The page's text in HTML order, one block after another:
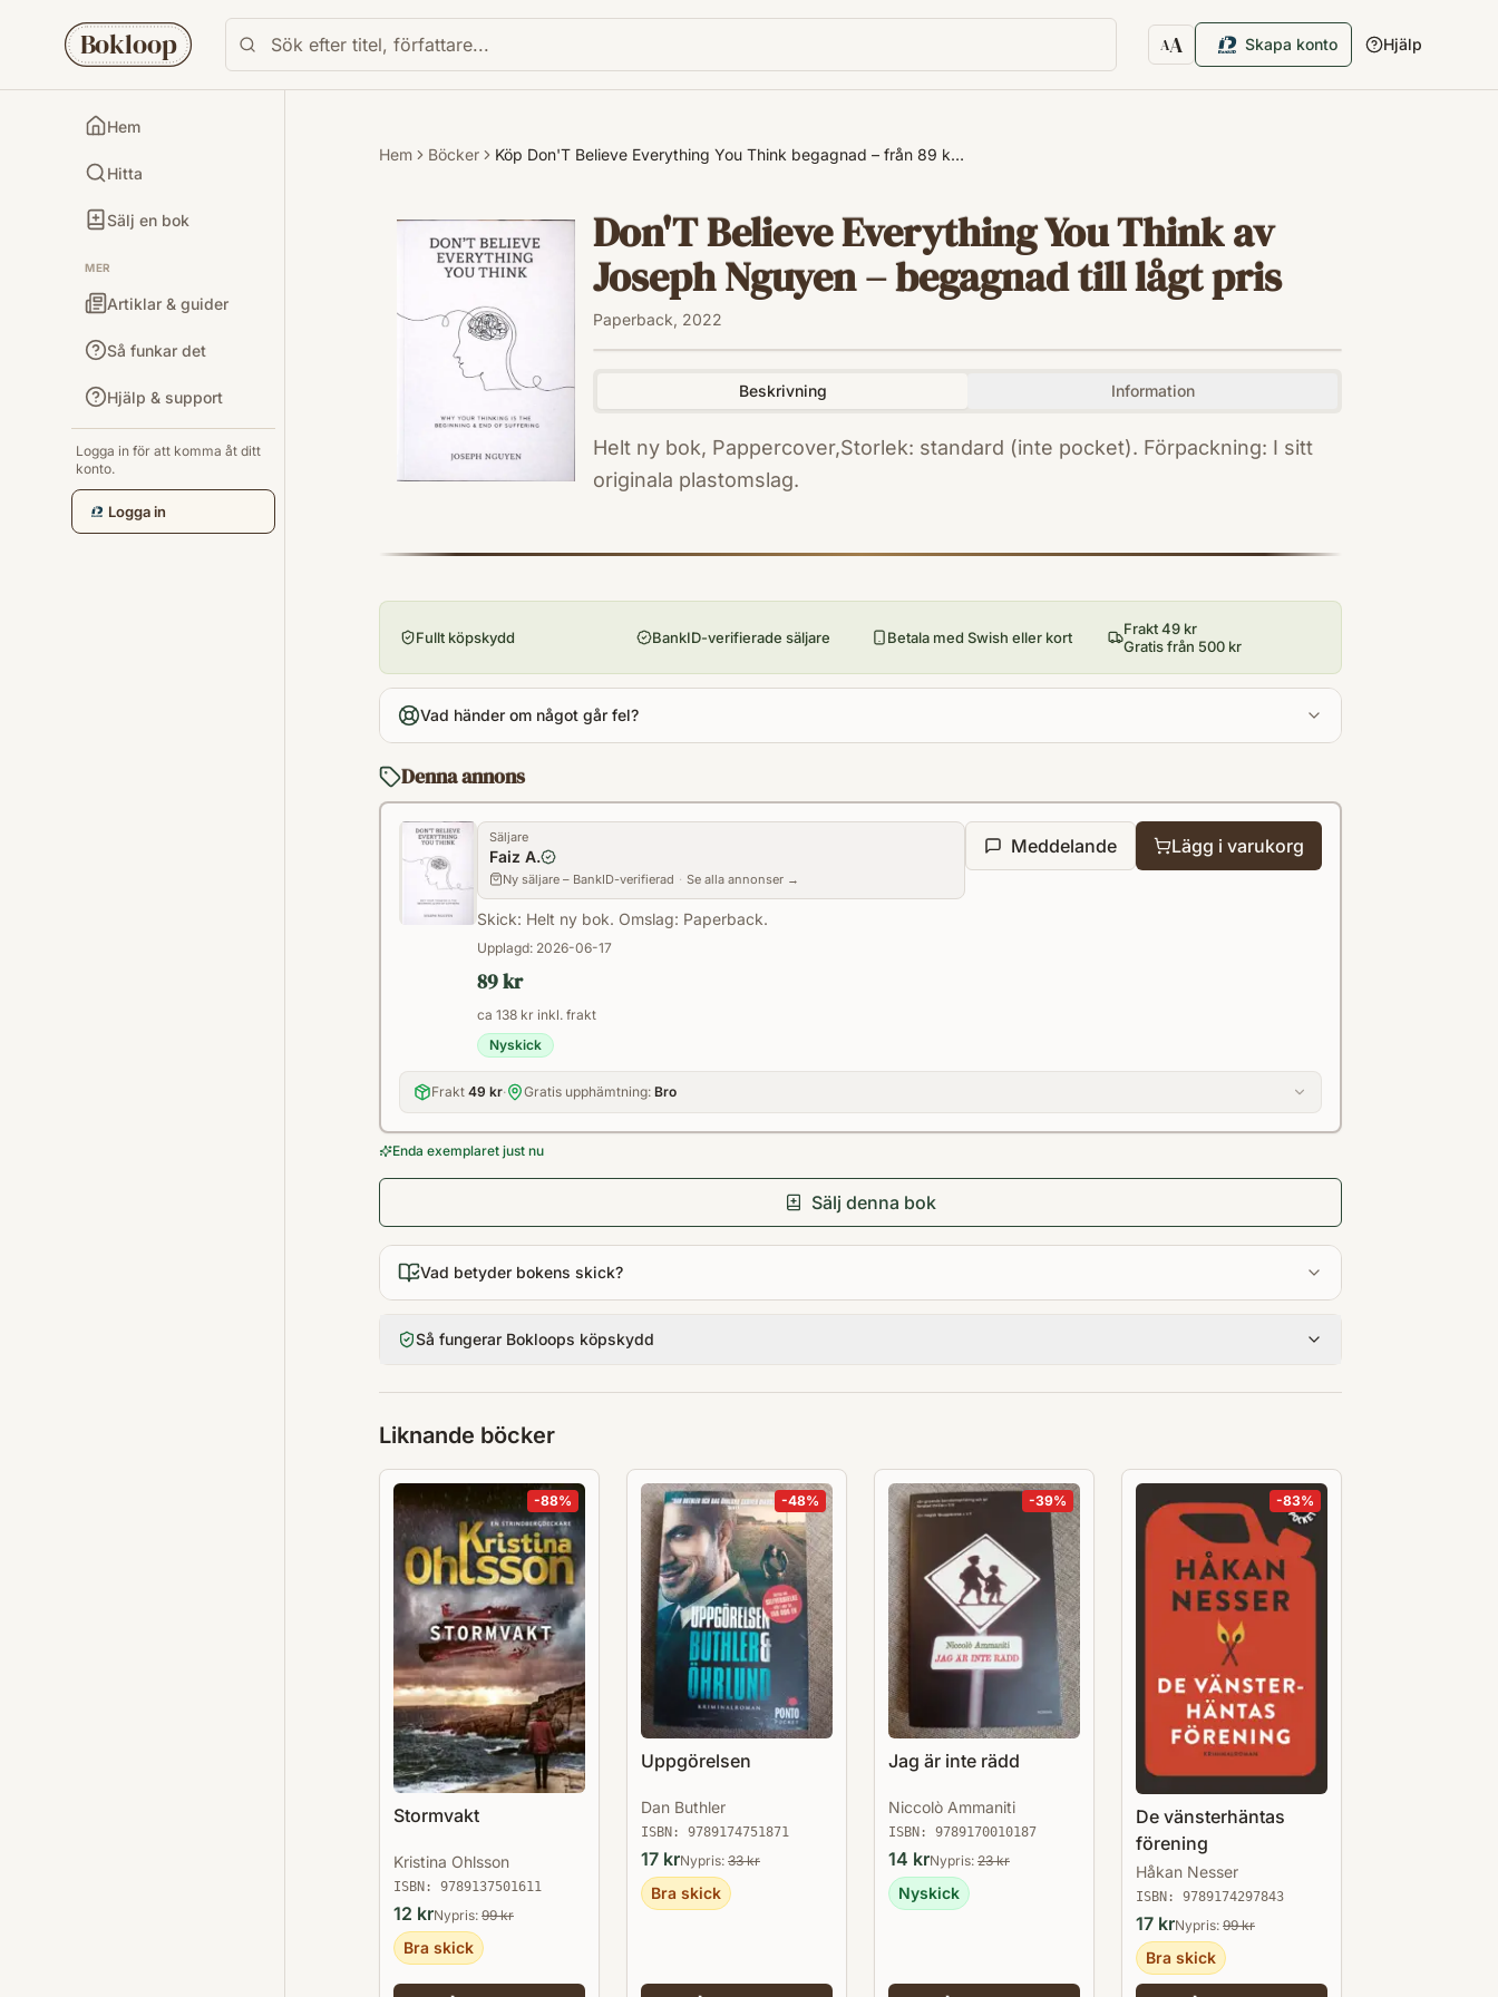
Bokloop AA
Textstorlek
Skapa konto Hjälp
Hem
Hitta
Sälj en bok
MER
Artiklar & guider
Så funkar det
Hjälp & support
Logga in för att komma åt ditt
konto.
Logga in
Hem Böcker Köp Don'T Believe Everything You Think begagnad – från 89 k…
Don'T Believe Everything You Think av
Joseph Nguyen – begagnad till lågt pris
Paperback, 2022
Beskrivning Information
Helt ny bok, Pappercover,Storlek: standard (inte pocket). Förpackning: I sitt
originala plastomslag.
Manjul Publishing House Pvt Limited
Utgivningsår
Antal sidor
167
Språk
Kategori
Format
Paperback
Fullt köpskydd BankID-verifierade säljare Betala med Swish eller kort
Frakt 49 kr
Gratis från 500 kr
Vad händer om något går fel?
Denna annons
Säljare
Faiz A.
Ny säljare – BankID-verifierad · Se alla annonser →
Skick: Helt ny bok. Omslag: Paperback.
Upplagd: 2026-06-17
89 kr
ca 138 kr inkl. frakt
Nyskick
Meddelande Lägg i varukorg
Frakt 49 kr· Gratis upphämtning: Bro
Enda exemplaret just nu
Sälj denna bok
Vad betyder bokens skick?
Så fungerar Bokloops köpskydd
Liknande böcker
-88%
Stormvakt
Kristina Ohlsson
ISBN: 9789137501611
12 krNypris: 99kr
Bra skick
-48%
Uppgörelsen
Dan Buthler
ISBN: 9789174751871
17 krNypris: 33kr
Bra skick
-39%
Jag är inte rädd
Niccolò Ammaniti
ISBN: 9789170010187
14 krNypris: 23kr
Nyskick
-83%
De vänsterhäntas
förening
Håkan Nesser
ISBN: 9789174297843
17 krNypris: 99kr
Bra skick